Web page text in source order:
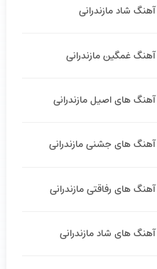
آهنگ شاد مازندرانی
آهنگ غمگین مازندرانی
آهنگ های اصیل مازندرانی
آهنگ های جشنی مازندرانی
آهنگ های رفاقتی مازندرانی
آهنگ های شاد مازندرانی